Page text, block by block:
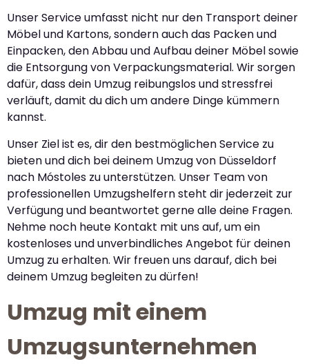
Unser Service umfasst nicht nur den Transport deiner
Möbel und Kartons, sondern auch das Packen und
Einpacken, den Abbau und Aufbau deiner Möbel sowie
die Entsorgung von Verpackungsmaterial. Wir sorgen
dafür, dass dein Umzug reibungslos und stressfrei
verläuft, damit du dich um andere Dinge kümmern
kannst.
Unser Ziel ist es, dir den bestmöglichen Service zu
bieten und dich bei deinem Umzug von Düsseldorf
nach Móstoles zu unterstützen. Unser Team von
professionellen Umzugshelfern steht dir jederzeit zur
Verfügung und beantwortet gerne alle deine Fragen.
Nehme noch heute Kontakt mit uns auf, um ein
kostenloses und unverbindliches Angebot für deinen
Umzug zu erhalten. Wir freuen uns darauf, dich bei
deinem Umzug begleiten zu dürfen!
Umzug mit einem
Umzugsunternehmen